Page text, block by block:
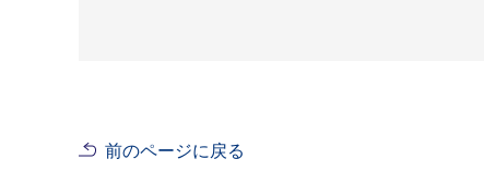
前のページに戻る